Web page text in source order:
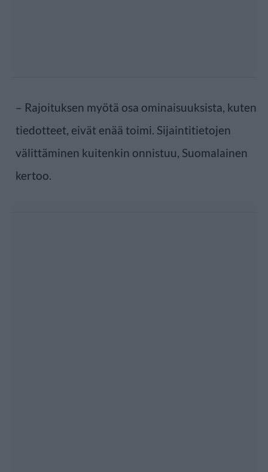
– Rajoituksen myötä osa ominaisuuksista, kuten
tiedotteet, eivät enää toimi. Sijaintitietojen
välittäminen kuitenkin onnistuu, Suomalainen
kertoo.